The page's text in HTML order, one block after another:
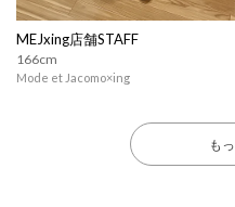
MEJxing店舗STAFF
166cm
Mode et Jacomo×ing
も